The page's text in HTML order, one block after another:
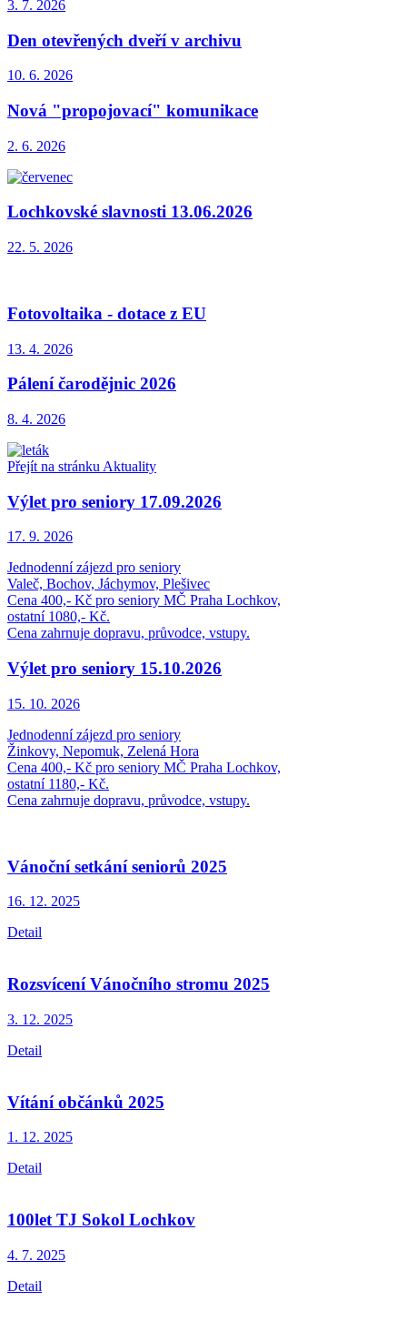
3. 7. 2026
Den otevřených dveří v archivu
10. 6. 2026
Nová "propojovací" komunikace
2. 6. 2026
Lochkovské slavnosti 13.06.2026
22. 5. 2026
Fotovoltaika - dotace z EU
13. 4. 2026
Pálení čarodějnic 2026
8. 4. 2026
Přejít na stránku Aktuality
Výlet pro seniory 17.09.2026
17. 9. 2026
Jednodenní zájezd pro seniory
Valeč, Bochov, Jáchymov, Plešivec
Cena 400,- Kč pro seniory MČ Praha Lochkov,
ostatní 1080,- Kč.
Cena zahrnuje dopravu, průvodce, vstupy.
Výlet pro seniory 15.10.2026
15. 10. 2026
Jednodenní zájezd pro seniory
Žinkovy, Nepomuk, Zelená Hora
Cena 400,- Kč pro seniory MČ Praha Lochkov,
ostatní 1180,- Kč.
Cena zahrnuje dopravu, průvodce, vstupy.
Vánoční setkání seniorů 2025
16. 12. 2025
Detail
Rozsvícení Vánočního stromu 2025
3. 12. 2025
Detail
Vítání občánků 2025
1. 12. 2025
Detail
100let TJ Sokol Lochkov
4. 7. 2025
Detail